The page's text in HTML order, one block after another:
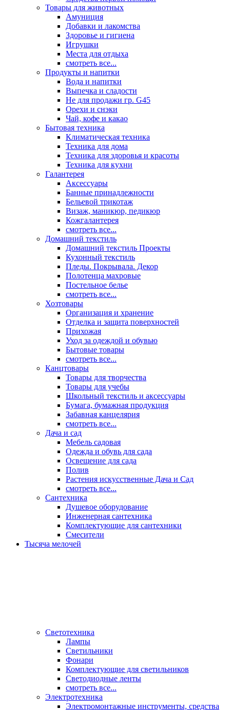
Товары для животных
Амуниция
Добавки и лакомства
Здоровье и гигиена
Игрушки
Места для отдыха
смотреть все...
Продукты и напитки
Вода и напитки
Выпечка и сладости
Не для продажи гр. G45
Орехи и снэки
Чай, кофе и какао
Бытовая техника
Климатическая техника
Техника для дома
Техника для здоровья и красоты
Техника для кухни
Галантерея
Аксессуары
Банные принадлежности
Бельевой трикотаж
Визаж, маникюр, педикюр
Кожгалантерея
смотреть все...
Домашний текстиль
Домашний текстиль Проекты
Кухонный текстиль
Пледы. Покрывала. Декор
Полотенца махровые
Постельное белье
смотреть все...
Хозтовары
Организация и хранение
Отделка и защита поверхностей
Прихожая
Уход за одеждой и обувью
Бытовые товары
смотреть все...
Канцтовары
Товары для творчества
Товары для учебы
Школьный текстиль и аксессуары
Бумага, бумажная продукция
Забавная канцелярия
смотреть все...
Дача и сад
Мебель садовая
Одежда и обувь для сада
Освещение для сада
Полив
Растения искусственные Дача и Сад
смотреть все...
Сантехника
Душевое оборудование
Инженерная сантехника
Комплектующие для сантехники
Смесители
Тысяча мелочей
Светотехника
Лампы
Светильники
Фонари
Комплектующие для светильников
Светодиодные ленты
смотреть все...
Электротехника
Электромонтажные инструменты, средства